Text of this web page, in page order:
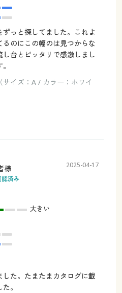
っと探してました。これよ
るのにこの幅のは見つからな
台とピッタリで感激しまし
イズ：A / カラー：ホワイ
様
済み
2025-04-17
大きい
た。たまたまカタログに載
。